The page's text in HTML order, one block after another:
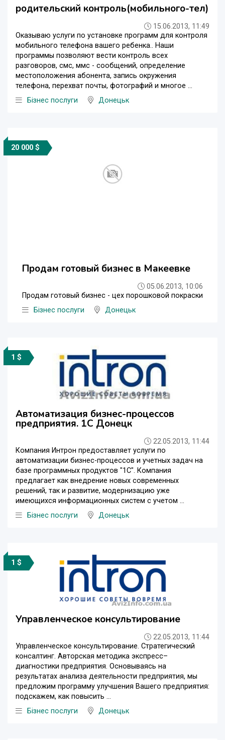
родительский контроль(мобильного-тел)
15.06.2013, 11:49
Оказываю услуги по установке программ для контроля
мобильного телефона вашего ребенка.. Наши
программы позволяют вести контроль всех
разговоров, смс, ммс - сообщений, определение
местоположения абонента, запись окружения
телефона, перехват почты, фотографий и многое ...
Бізнес послуги
Донецьк
20 000 $
Продам готовый бизнес в Макеевке
05.06.2013, 10:06
Продам готовый бизнес - цех порошковой покраски
Бізнес послуги
Донецьк
1 $
Автоматизация бизнес-процессов
предприятия. 1С Донецк
22.05.2013, 11:44
Компания Интрон предоставляет услуги по
автоматизации бизнес-процессов и учетных задач на
базе программных продуктов "1С". Компания
предлагает как внедрение новых современных
решений, так и развитие, модернизацию уже
имеющихся информационных систем с учетом ...
Бізнес послуги
Донецьк
1 $
Управленческое консультирование
22.05.2013, 11:44
Управленческое консультирование. Стратегический
консалтинг. Авторская методика экспресс–
диагностики предприятия. Основываясь на
результатах анализа деятельности предприятия, мы
предложим программу улучшения Вашего предприятия:
подскажем, как повысить ...
Бізнес послуги
Донецьк